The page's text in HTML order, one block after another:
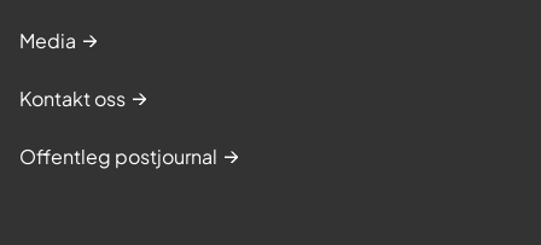
Media
Kontakt oss
Offentleg postjournal